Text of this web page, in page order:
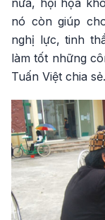
nó còn giúp
nghị lực, tinh
làm tốt những
Tuấn Việt chia sẻ.